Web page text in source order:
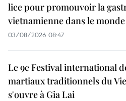
lice pour promouvoir la
vietnamienne dans le monde
03/08/2026 08:47
Le 9e Festival international
martiaux traditionnels du
s'ouvre à Gia Lai